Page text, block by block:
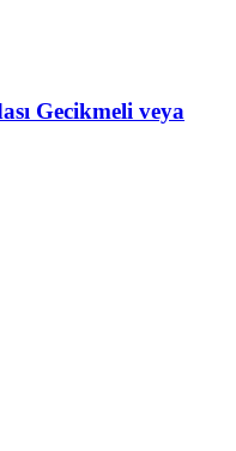
Gecikmeli veya